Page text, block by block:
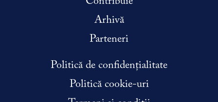
Arhivă
Parteneri
Politică de confidențialitate
Politică cookie-uri